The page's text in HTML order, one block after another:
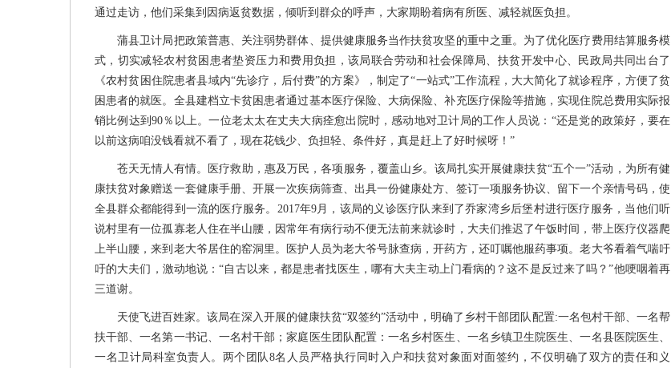
通过走访，他们采集到因病返贫数据，倾听到群众的呼声，大家期盼着病有所医、减轻就医负担。
蒲县卫计局把政策普惠、关注弱势群体、提供健康服务当作扶贫攻坚的重中之重。为了优化医疗费用结算服务模
式，切实减轻农村贫困患者垫资压力和费用负担，该局联合劳动和社会保障局、扶贫开发中心、民政局共同出台了
《农村贫困住院患者县域内“先诊疗，后付费”的方案》，制定了“一站式”工作流程，大大简化了就诊程序，方便了贫
困患者的就医。全县建档立卡贫困患者通过基本医疗保险、大病保险、补充医疗保险等措施，实现住院总费用实际报
销比例达到90％以上。一位老太太在丈夫大病痊愈出院时，感动地对卫计局的工作人员说：“还是党的政策好，要在
以前这病咱没钱看就不看了，现在花钱少、负担轻、条件好，真是赶上了好时候呀！”
苍天无情人有情。医疗救助，惠及万民，各项服务，覆盖山乡。该局扎实开展健康扶贫“五个一”活动，为所有健
康扶贫对象赠送一套健康手册、开展一次疾病筛查、出具一份健康处方、签订一项服务协议、留下一个亲情号码，使
全县群众都能得到一流的医疗服务。2017年9月，该局的义诊医疗队来到了乔家湾乡后堡村进行医疗服务，当他们听
说村里有一位孤寡老人住在半山腰，因常年有病行动不便无法前来就诊时，大夫们推迟了午饭时间，带上医疗仪器爬
上半山腰，来到老大爷居住的窑洞里。医护人员为老大爷号脉查病，开药方，还叮嘱他服药事项。老大爷看着气喘吁
吁的大夫们，激动地说：“自古以来，都是患者找医生，哪有大夫主动上门看病的？这不是反过来了吗？”他哽咽着再
三道谢。
天使飞进百姓家。该局在深入开展的健康扶贫“双签约”活动中，明确了乡村干部团队配置:一名包村干部、一名帮
扶干部、一名第一书记、一名村干部；家庭医生团队配置：一名乡村医生、一名乡镇卫生院医生、一名县医院医生、
一名卫计局科室负责人。两个团队8名人员严格执行同时入户和扶贫对象面对面签约，不仅明确了双方的责任和义